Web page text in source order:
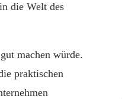
die Welt des
machen würde.
praktischen